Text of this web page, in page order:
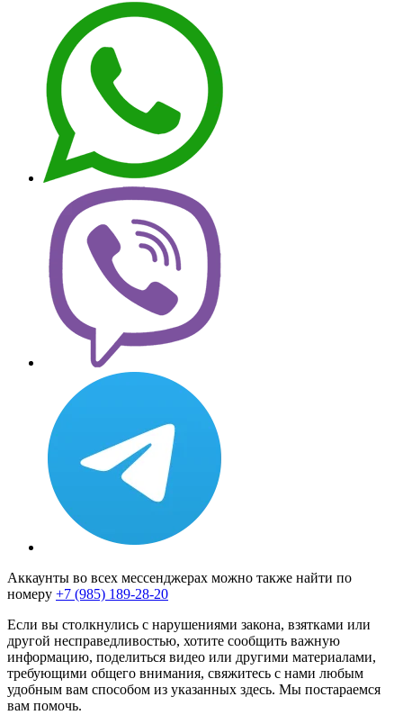
Аккаунты во всех мессенджерах можно также найти по
номеру +7 (985) 189-28-20
Если вы столкнулись с нарушениями закона, взятками или
другой несправедливостью, хотите сообщить важную
информацию, поделиться видео или другими материалами,
требующими общего внимания, свяжитесь с нами любым
удобным вам способом из указанных здесь. Мы постараемся
вам помочь.